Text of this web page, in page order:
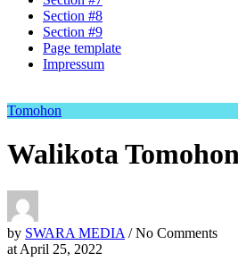
Section #8
Section #9
Page template
Impressum
Tomohon
Walikota
by SWARA MEDIA / No Comments
at April 25, 2022